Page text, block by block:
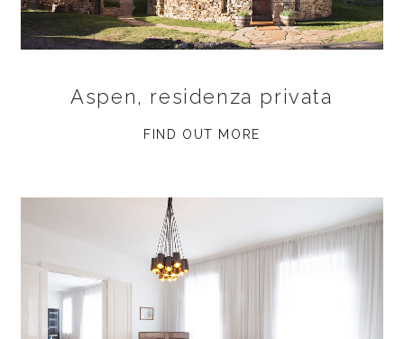
Aspen, residenza privata
FIND OUT MORE